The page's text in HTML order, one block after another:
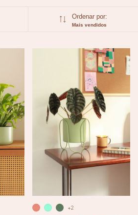
Ordenar por:
Mais vendidos
+2